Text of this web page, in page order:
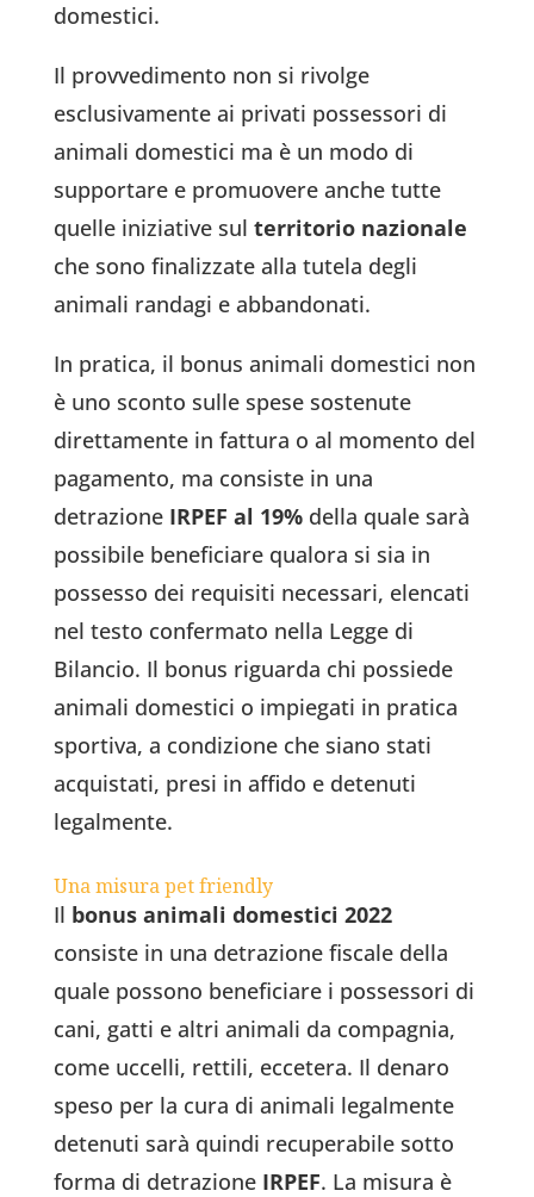
domestici.
Il provvedimento non si rivolge
esclusivamente ai privati possessori di
animali domestici ma è un modo di
supportare e promuovere anche tutte
quelle iniziative sul territorio nazionale
che sono finalizzate alla tutela degli
animali randagi e abbandonati.
In pratica, il bonus animali domestici non
è uno sconto sulle spese sostenute
direttamente in fattura o al momento del
pagamento, ma consiste in una
detrazioneIRPEF al 19%della quale sarà
possibile beneficiare qualora si sia in
possesso dei requisiti necessari, elencati
nel testo confermato nella Legge di
Bilancio. Il bonus riguarda chi possiede
animali domestici o impiegati in pratica
sportiva, a condizione che siano stati
acquistati, presi in affido e detenuti
legalmente.
Una misura pet friendly
Il bonus animali domestici 2022
consiste in una detrazione fiscale della
quale possono beneficiare i possessori di
cani, gatti e altri animali da compagnia,
come uccelli, rettili, eccetera. Il denaro
speso per la cura di animali legalmente
detenuti sarà quindi recuperabile sotto
forma di detrazione IRPEF. La misura è